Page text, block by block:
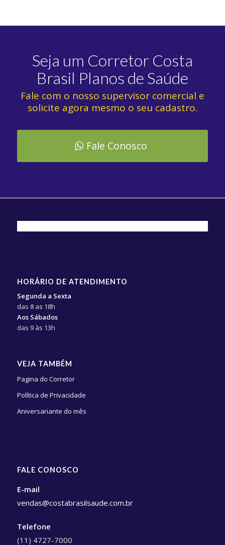
Seja um Corretor Costa
Brasil Planos de Saúde
Fale com o nosso supervisor comercial e
solicite agora mesmo o seu cadastro.
Fale Conosco
HORÁRIO DE ATENDIMENTO
Segunda a Sexta
das 8 as 18h
Aos Sábados
das 9 às 13h
VEJA TAMBÉM
Pagina do Corretor
Política de Privacidade
Aniversariante do mês
FALE CONOSCO
E-mail
vendas@costabrasilsaude.com.br
Telefone
(11) 4727-7000